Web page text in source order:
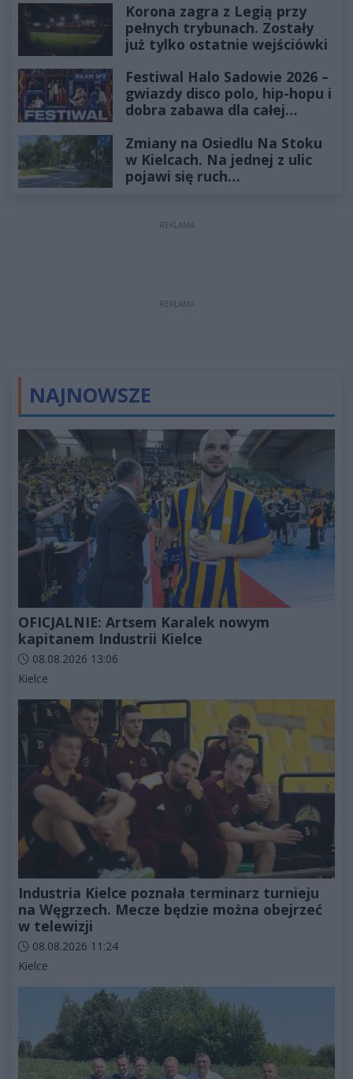
Korona zagra z Legią przy
pełnych trybunach. Zostały
już tylko ostatnie wejściówki
Festiwal Halo Sadowie 2026 –
gwiazdy disco polo, hip-hopu i
dobra zabawa dla całej
Zmiany na Osiedlu Na Stoku
w Kielcach. Na jednej z ulic
pojawi się ruch
REKLAMA
REKLAMA
NAJNOWSZE
OFICJALNIE: Artsem Karalek nowym
kapitanem Industrii Kielce
Data dodania artykułu:
08.08.2026 13:06
Kategorie artykułu:
Kielce
Industria Kielce poznała terminarz turnieju
na Węgrzech. Mecze będzie można obejrzeć
w telewizji
Data dodania artykułu:
08.08.2026 11:24
Kategorie artykułu:
Kielce